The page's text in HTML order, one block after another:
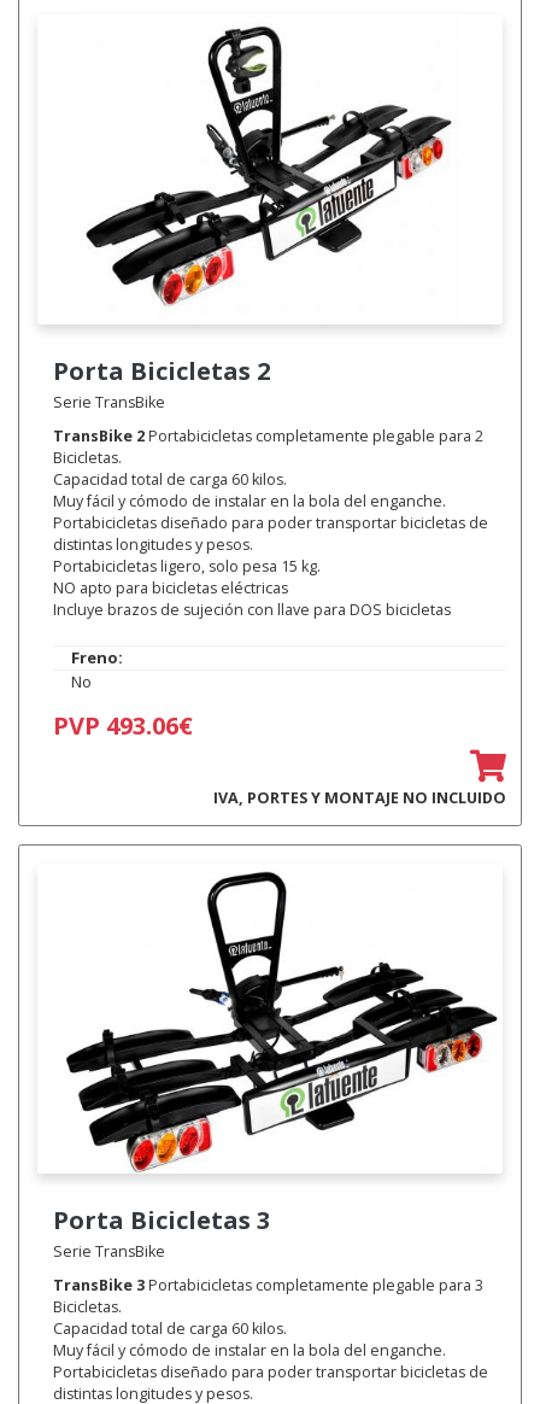
Porta Bicicletas 2
Serie TransBike
TransBike 2Portabicicletas completamente plegable para 2
Bicicletas.
Capacidad total de carga 60 kilos.
Muy fácil y cómodo de instalar en la bola del enganche.
Portabicicletas diseñado para poder transportar bicicletas de
distintas longitudes y pesos.
Portabicicletas ligero, solo pesa 15 kg.
NO apto para bicicletas eléctricas
Incluye brazos de sujeción con llave para DOS bicicletas
Freno:
No
PVP 493.06€
IVA, PORTES Y MONTAJE NO INCLUIDO
Porta Bicicletas 3
Serie TransBike
TransBike 3Portabicicletas completamente plegable para 3
Bicicletas.
Capacidad total de carga 60 kilos.
Muy fácil y cómodo de instalar en la bola del enganche.
Portabicicletas diseñado para poder transportar bicicletas de
distintas longitudes y pesos.